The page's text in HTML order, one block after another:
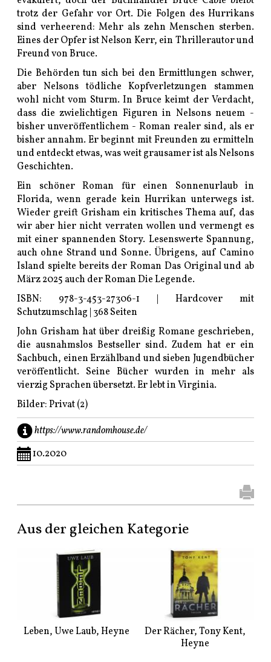
trotz der Gefahr vor Ort. Die Folgen des Hurrikans
sind verheerend: Mehr als zehn Menschen sterben.
Eines der Opfer ist Nelson Kerr, ein Thrillerautor und
Freund von Bruce.
Die Behörden tun sich bei den Ermittlungen schwer,
aber Nelsons tödliche Kopfverletzungen stammen
wohl nicht vom Sturm. In Bruce keimt der Verdacht,
dass die zwielichtigen Figuren in Nelsons neuem -
bisher unveröffentlichem - Roman realer sind, als er
bisher annahm. Er beginnt mit Freunden zu ermitteln
und entdeckt etwas, was weit grausamer ist als Nelsons
Geschichten.
Ein schöner Roman für einen Sonnenurlaub in
Florida, wenn gerade kein Hurrikan unterwegs ist.
Wieder greift Grisham ein kritisches Thema auf, das
wir aber hier nicht verraten wollen und vermengt es
mit einer spannenden Story. Lesenswerte Spannung,
auch ohne Strand und Sonne. Übrigens, auf Camino
Island spielte bereits der Roman Das Original und ab
März 2025 auch der Roman Die Legende.
ISBN: 978-3-453-27306-1 | Hardcover mit
Schutzumschlag | 368 Seiten
John Grisham hat über dreißig Romane geschrieben,
die ausnahmslos Bestseller sind. Zudem hat er ein
Sachbuch, einen Erzählband und sieben Jugendbücher
veröffentlicht. Seine Bücher wurden in mehr als
vierzig Sprachen übersetzt. Er lebt in Virginia.
Bilder: Privat (2)
https://www.randomhouse.de/
10.2020
Aus der gleichen Kategorie
Leben, Uwe Laub, Heyne
Der Rächer, Tony Kent,
Heyne